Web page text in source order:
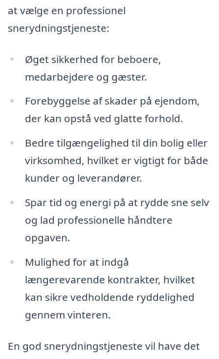
at vælge en professionel
snerydningstjeneste:
Øget sikkerhed for beboere,
medarbejdere og gæster.
Forebyggelse af skader på ejendom,
der kan opstå ved glatte forhold.
Bedre tilgængelighed til din bolig eller
virksomhed, hvilket er vigtigt for både
kunder og leverandører.
Spar tid og energi på at rydde sne selv
og lad professionelle håndtere
opgaven.
Mulighed for at indgå
længerevarende kontrakter, hvilket
kan sikre vedholdende ryddelighed
gennem vinteren.
En god snerydningstjeneste vil have det